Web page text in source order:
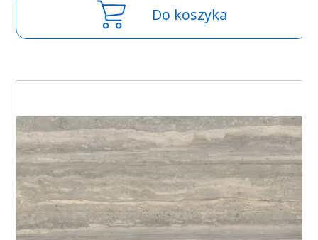
Do koszyka